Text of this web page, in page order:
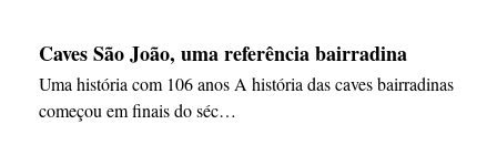
Caves São João, uma referência bairradina
Uma história com 106 anos A história das caves bairradinas
começou em finais do séc…